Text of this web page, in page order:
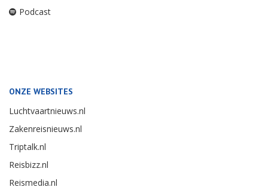
Podcast
ONZE WEBSITES
Luchtvaartnieuws.nl
Zakenreisnieuws.nl
Triptalk.nl
Reisbizz.nl
Reismedia.nl